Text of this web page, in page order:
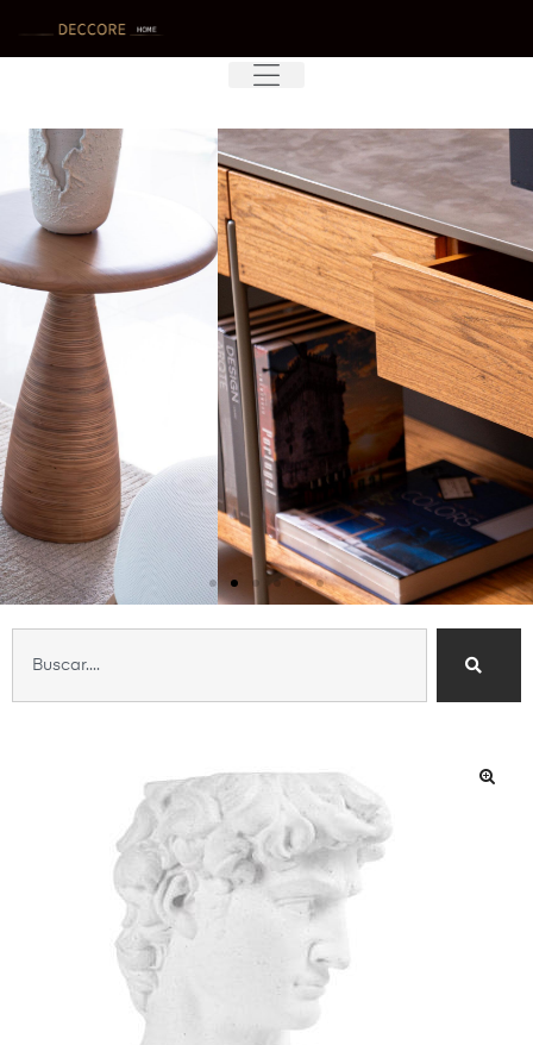
Nossa Essência
Curadoria sofisticada e
atendimento personalizado
Conheça